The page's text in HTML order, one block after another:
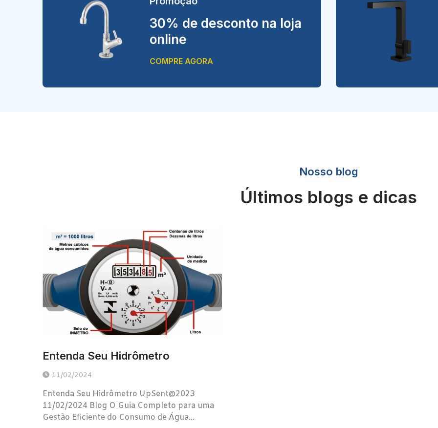
30% de desconto na loja
online
COMPRE AGORA
Nosso blog
Últimos blogs e dicas
Entenda Seu Hidrômetro
11/02/2024
Entenda Seu Hidrômetro UpSent@2023
11/02/2024 Blog O Guia Completo para uma
Gestão Eficiente do Consumo de Água...